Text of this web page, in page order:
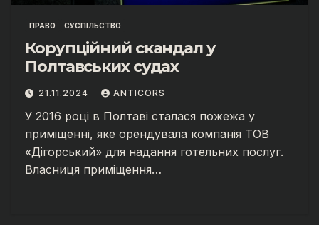
ПРАВО СУСПІЛЬСТВО
Корупційний скандал у
Полтавських судах
21.11.2024 ANTICORS
У 2016 році в Полтаві сталася пожежа у
приміщенні, яке орендувала компанія ТОВ
«Дігорський» для надання готельних послуг.
Власниця приміщення…